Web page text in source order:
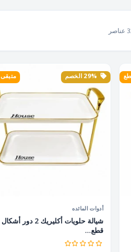
متبقى 3 قطع
أدوات المائده
قطع...